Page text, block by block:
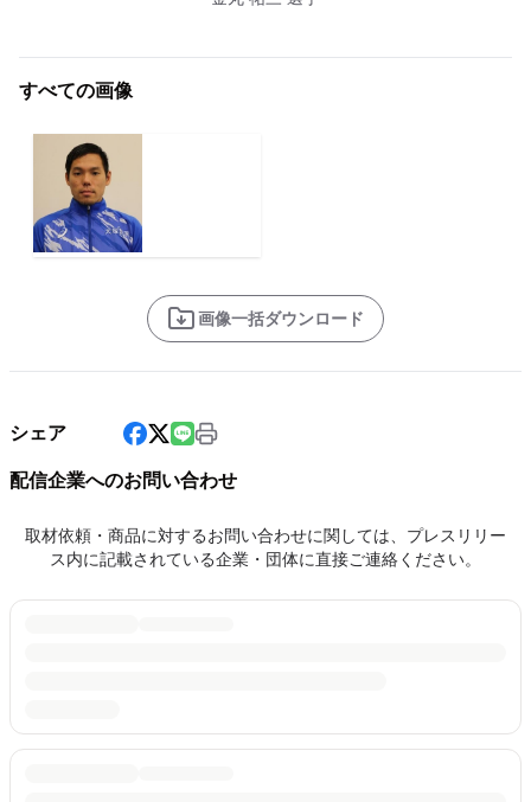
すべての画像
画像一括ダウンロード
シェア
配信企業へのお問い合わせ
取材依頼・商品に対するお問い合わせに関しては、プレスリリー
ス内に記載されている企業・団体に直接ご連絡ください。